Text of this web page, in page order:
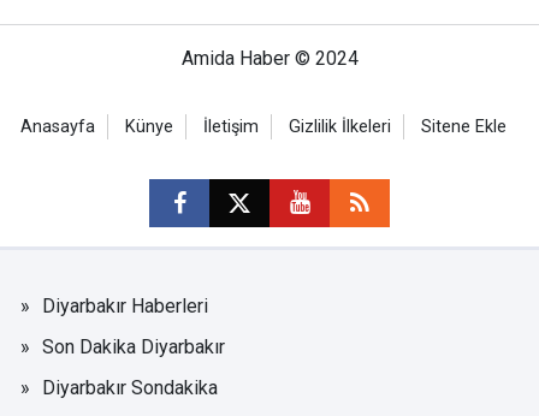
Amida Haber © 2024
Anasayfa Künye İletişim Gizlilik İlkeleri Sitene Ekle
Diyarbakır Haberleri
Son Dakika Diyarbakır
Diyarbakır Sondakika